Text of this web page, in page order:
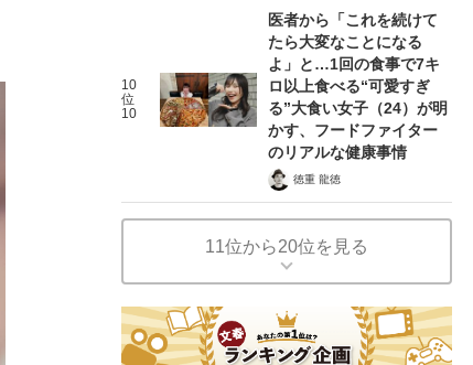
10
位
10
医者から「これを続けて
たら大変なことになる
よ」と…1回の食事で7キ
ロ以上食べる“可愛すぎ
る”大食い女子（24）が明
かす、フードファイター
のリアルな健康事情
徳重 龍徳
11位から20位を見る